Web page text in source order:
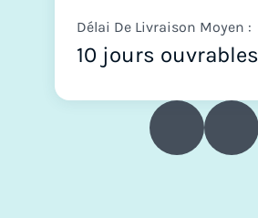
Délai De Livraison Moyen :
10 jours ouvrables